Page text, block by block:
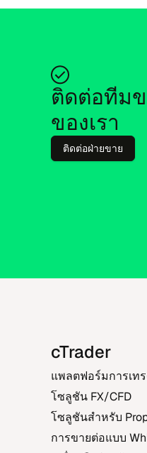
ติด​ต่อ​ที​ม​
ของ​เรา
ติด​ต่อฝ่าย​ขาย
cTrader
แพลต​ฟอร์​ม​การ​เท
โซ​ลู​ชัน FX/CFD
โซ​ลู​ชัน​สำ​หรับ
การ​ขาย​ต่อ​แบบ